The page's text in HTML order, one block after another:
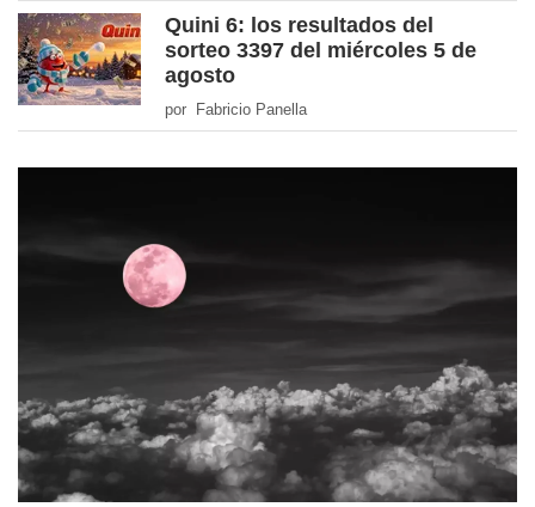
Quini 6: los resultados del
sorteo 3397 del miércoles 5 de
agosto
por Fabricio Panella